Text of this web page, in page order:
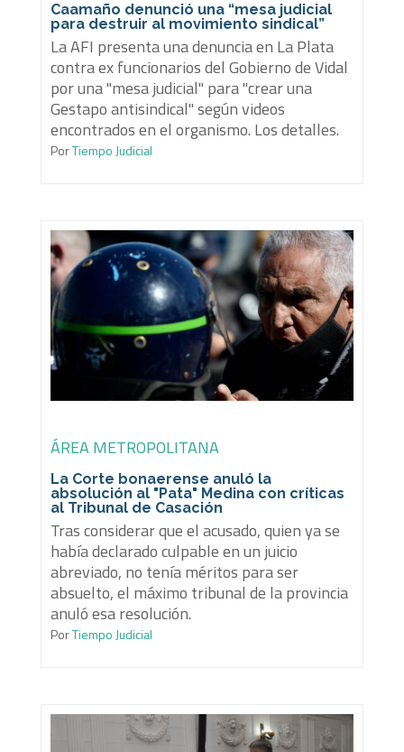
Caamaño denunció una “mesa judicial
para destruir al movimiento sindical”
La AFI presenta una denuncia en La Plata
contra ex funcionarios del Gobierno de Vidal
por una "mesa judicial" para "crear una
Gestapo antisindical" según videos
encontrados en el organismo. Los detalles.
PorTiempo Judicial
ÁREA METROPOLITANA
La Corte bonaerense anuló la
absolución al "Pata" Medina con críticas
al Tribunal de Casación
Tras considerar que el acusado, quien ya se
había declarado culpable en un juicio
abreviado, no tenía méritos para ser
absuelto, el máximo tribunal de la provincia
anuló esa resolución.
PorTiempo Judicial